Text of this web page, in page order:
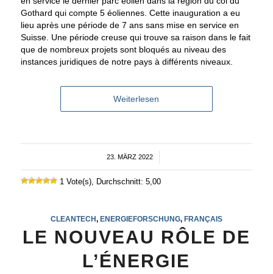
Gothard qui compte 5 éoliennes. Cette inauguration a eu
lieu après une période de 7 ans sans mise en service en
Suisse. Une période creuse qui trouve sa raison dans le fait
que de nombreux projets sont bloqués au niveau des
instances juridiques de notre pays à différents niveaux.
Weiterlesen
23. MÄRZ 2022
/
1 Vote(s), Durchschnitt: 5,00
CLEANTECH, ENERGIEFORSCHUNG, FRANÇAIS
LE NOUVEAU RÔLE DE
L’ÉNERGIE